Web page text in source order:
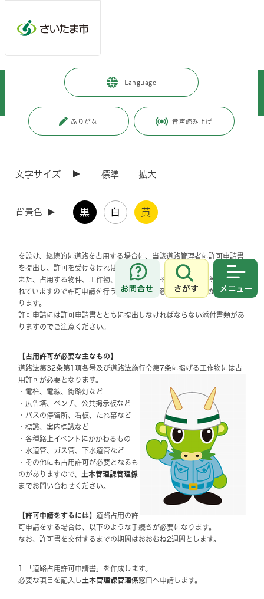
Language
ふりがな 音声読み上げ
文字サイズ 標準 拡大
背景色 黒 白 黄
お問合せ
さがす
事業者向けの情報 > まちづくり・交通・建設
道路・水路占用
更新日付：2026年4月1日 / ページ番号：C057155
を設け、継続的に道路を占用する場合に、当該道路管理者に許可申請書
を提出し、許可を受けなければなりません。
また、占用する物件、工作物、施設にはそれぞれ詳細な条件等が定めら
れていますので許可申請を行う場合は、必ず窓口での審査等が必要とな
ります。
許可申請には許可申請書とともに提出しなければならない添付書類があ
りますのでご注意ください。
【占用許可が必要な主なもの】
道路法第32条第1項各号及び道路法施行令第7条に掲げる工作物には占
用許可が必要となります。
・電柱、電線、街路灯など
・広告塔、ベンチ、公共掲示板など
・バスの停留所、看板、たれ幕など
・標識、案内標識など
・各種路上イベントにかかわるもの
・水道管、ガス管、下水道管など
・その他にも占用許可が必要となるも
のがありますので、 土木管理課管理係
までお問い合わせください。
【許可申請をするには】 道路占用の許
可申請をする場合は、以下のような手続きが必要になります。
なお、許可書を交付するまでの期間はおおむね2週間とします。
1 「道路占用許可申請書」を作成します。
必要な項目を記入し土木管理課管理係窓口へ申請します。